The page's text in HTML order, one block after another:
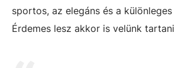
sportos, az elegáns és a
Érdemes lesz akkor is velünk